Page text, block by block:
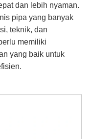
dan lebih nyaman.
pipa yang banyak
teknik, dan
memiliki
yang baik untuk